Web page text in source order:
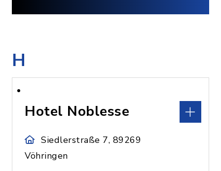
H
Hotel Noblesse
Siedlerstraße 7, 89269
Vöhringen